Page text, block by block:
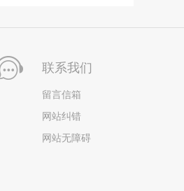
联系我们
留言信箱
网站纠错
网站无障碍